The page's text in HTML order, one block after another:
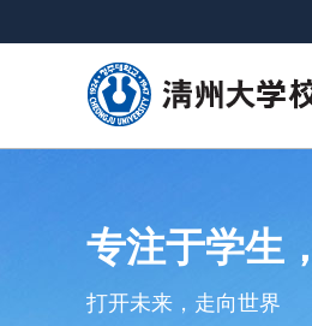
专注于学生
打开未来，走向世界